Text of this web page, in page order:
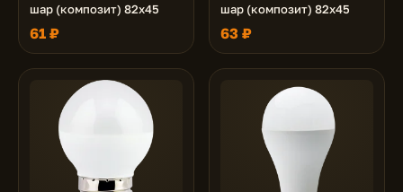
шар (композит) 82x45
61 ₽
шар (композит) 82x45
63 ₽